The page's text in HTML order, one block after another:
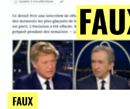
FAUX